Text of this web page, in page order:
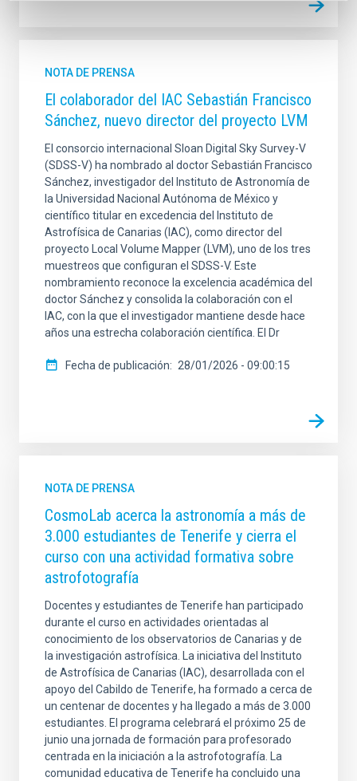
NOTA DE PRENSA
El colaborador del IAC Sebastián Francisco
Sánchez, nuevo director del proyecto LVM
El consorcio internacional Sloan Digital Sky Survey-V
(SDSS-V) ha nombrado al doctor Sebastián Francisco
Sánchez, investigador del Instituto de Astronomía de
la Universidad Nacional Autónoma de México y
científico titular en excedencia del Instituto de
Astrofísica de Canarias (IAC), como director del
proyecto Local Volume Mapper (LVM), uno de los tres
muestreos que configuran el SDSS-V. Este
nombramiento reconoce la excelencia académica del
doctor Sánchez y consolida la colaboración con el
IAC, con la que el investigador mantiene desde hace
años una estrecha colaboración científica. El Dr
Fecha de publicación 28/01/2026 - 09:00:15
NOTA DE PRENSA
CosmoLab acerca la astronomía a más de
3.000 estudiantes de Tenerife y cierra el
curso con una actividad formativa sobre
astrofotografía
Docentes y estudiantes de Tenerife han participado
durante el curso en actividades orientadas al
conocimiento de los observatorios de Canarias y de
la investigación astrofísica. La iniciativa del Instituto
de Astrofísica de Canarias (IAC), desarrollada con el
apoyo del Cabildo de Tenerife, ha formado a cerca de
un centenar de docentes y ha llegado a más de 3.000
estudiantes. El programa celebrará el próximo 25 de
junio una jornada de formación para profesorado
centrada en la iniciación a la astrofotografía. La
comunidad educativa de Tenerife ha concluido una